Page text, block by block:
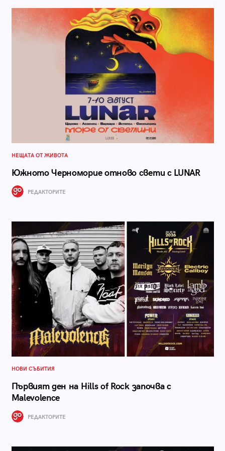
НЕЩАТА ОТ ЖИВОТА
Южното Черноморие отново свети с LUNAR
РЕДАКТОРИТЕ
НОВИ СЪБИТИЯ
Първият ден на Hills of Rock започва с
Malevolence
РЕДАКТОРИТЕ